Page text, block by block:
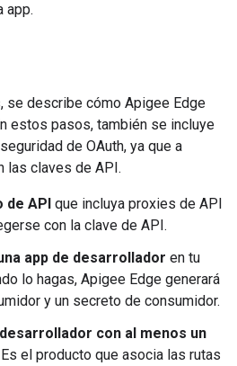
app.
se describe cómo Apigee Edge
estos pasos, también se incluye
de OAuth, ya que a
las claves de API.
de API que incluya proxies de API
con la clave de API.
app de desarrollador en tu
lo hagas, Apigee Edge generará
y un secreto de consumidor.
con al menos un
el producto que asocia las rutas